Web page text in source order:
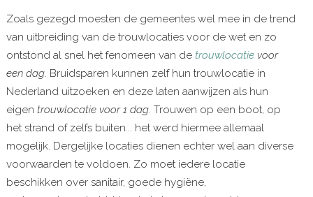
Zoals gezegd moesten de gemeentes wel mee in de trend
van uitbreiding van de trouwlocaties voor de wet en zo
ontstond al snel het fenomeen van de trouwlocatievoor
een dag. Bruidsparen kunnen zelf hun trouwlocatie in
Nederland uitzoeken en deze laten aanwijzen als hun
eigen trouwlocatie voor 1 dag. Trouwen op een boot, op
het strand of zelfs buiten... het werd hiermee allemaal
mogelijk. Dergelijke locaties dienen echter wel aan diverse
voorwaarden te voldoen. Zo moet iedere locatie
beschikken over sanitair, goede hygiëne,